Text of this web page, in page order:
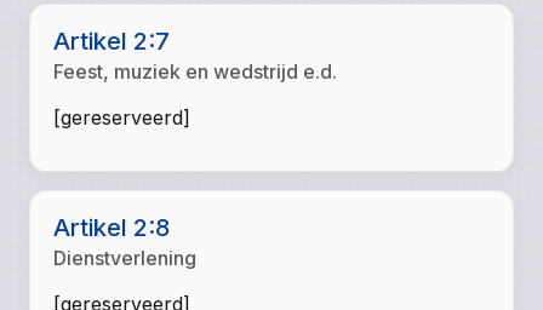
Artikel 2:7
Feest, muziek en wedstrijd e.d.
[gereserveerd]
Artikel 2:8
Dienstverlening
[gereserveerd]